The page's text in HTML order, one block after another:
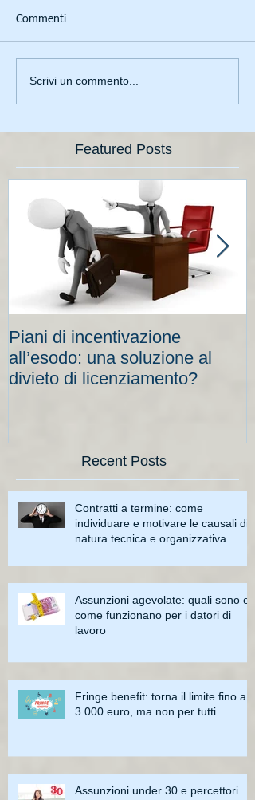
Commenti
Scrivi un commento...
Featured Posts
Piani di incentivazione
all’esodo: una soluzione al
divieto di licenziamento?
Recent Posts
Contratti a termine: come
individuare e motivare le causali di
natura tecnica e organizzativa
Assunzioni agevolate: quali sono e
come funzionano per i datori di
lavoro
Fringe benefit: torna il limite fino a
3.000 euro, ma non per tutti
Assunzioni under 30 e percettori